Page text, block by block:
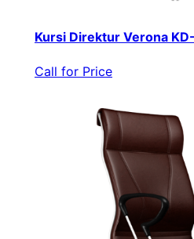
Kursi Direktur Verona
Call for Price